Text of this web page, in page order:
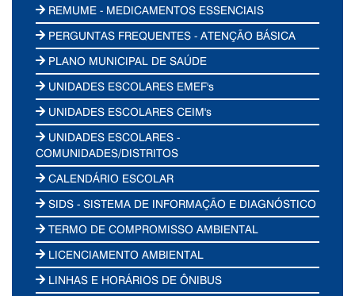
REMUME - MEDICAMENTOS ESSENCIAIS
PERGUNTAS FREQUENTES - ATENÇÃO BÁSICA
PLANO MUNICIPAL DE SAÚDE
UNIDADES ESCOLARES EMEF's
UNIDADES ESCOLARES CEIM's
UNIDADES ESCOLARES -
COMUNIDADES/DISTRITOS
CALENDÁRIO ESCOLAR
SIDS - SISTEMA DE INFORMAÇÃO E DIAGNÓSTICO
TERMO DE COMPROMISSO AMBIENTAL
LICENCIAMENTO AMBIENTAL
LINHAS E HORÁRIOS DE ÔNIBUS